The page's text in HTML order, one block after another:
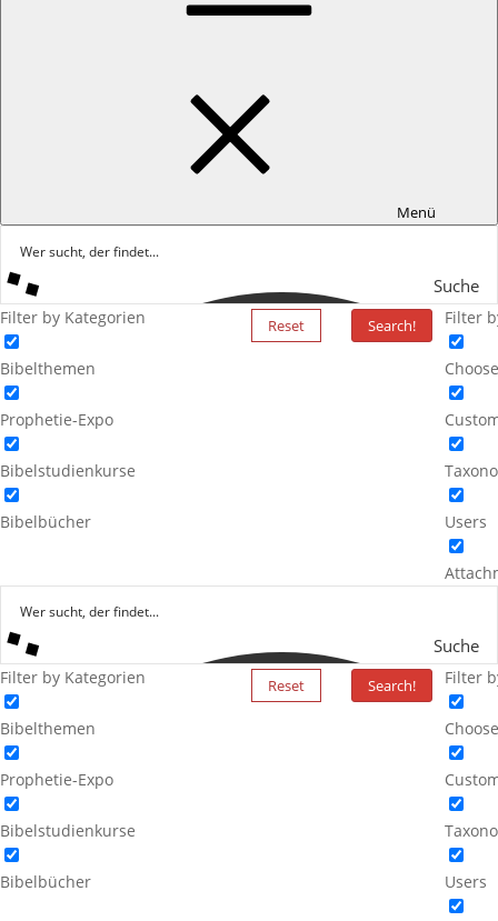
Menü
Suche
Filter by Kategorien
Bibelthemen
Prophetie-Expo
Bibelstudienkurse
Bibelbücher
Reset Search! Filter
Users
Suche
Filter by Kategorien
Bibelthemen
Prophetie-Expo
Bibelstudienkurse
Bibelbücher
Reset Search! Filter
Users